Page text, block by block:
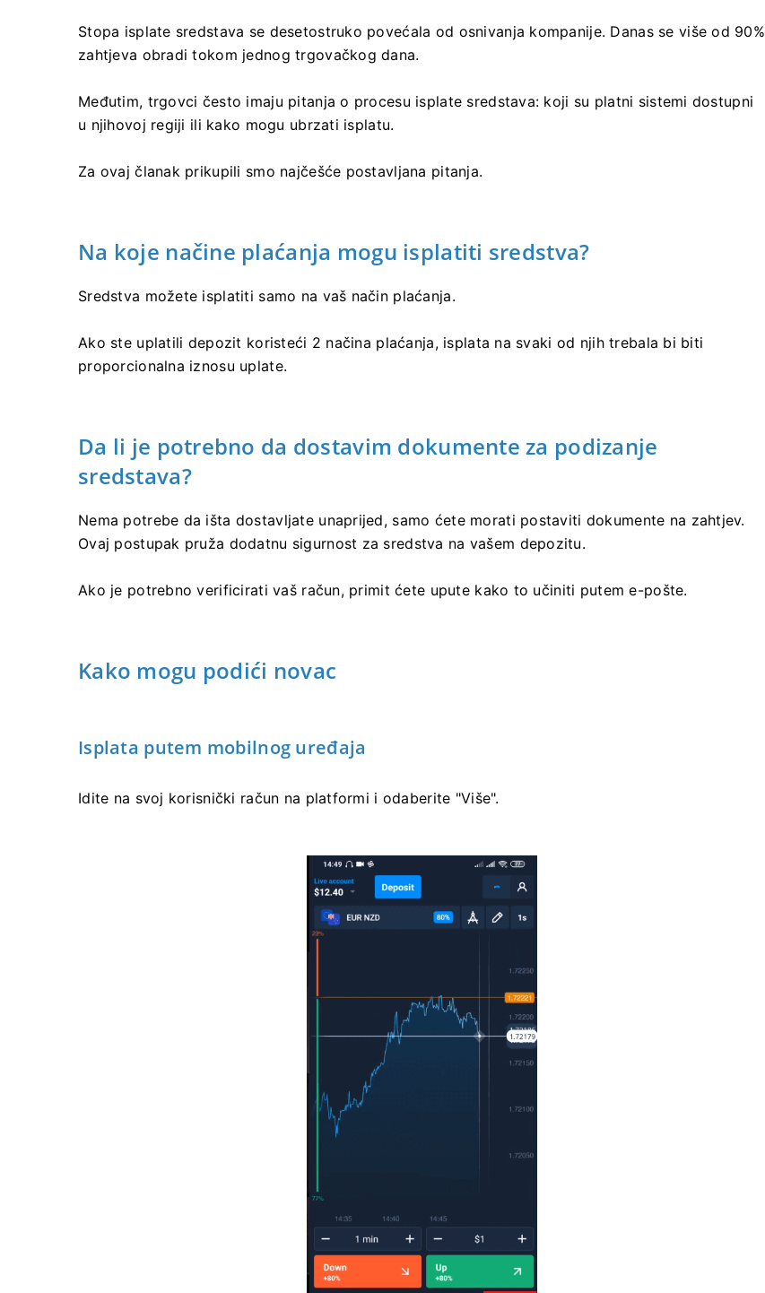
Stopa isplate sredstava se desetostruko povećala od osnivanja kompanije. Danas se više od 90%
zahtjeva obradi tokom jednog trgovačkog dana.
Međutim, trgovci često imaju pitanja o procesu isplate sredstava: koji su platni sistemi dostupni
u njihovoj regiji ili kako mogu ubrzati isplatu.
Za ovaj članak prikupili smo najčešće postavljana pitanja.
Na koje načine plaćanja mogu isplatiti sredstva?
Sredstva možete isplatiti samo na vaš način plaćanja.
Ako ste uplatili depozit koristeći 2 načina plaćanja, isplata na svaki od njih trebala bi biti
proporcionalna iznosu uplate.
Da li je potrebno da dostavim dokumente za podizanje
sredstava?
Nema potrebe da išta dostavljate unaprijed, samo ćete morati postaviti dokumente na zahtjev.
Ovaj postupak pruža dodatnu sigurnost za sredstva na vašem depozitu.
Ako je potrebno verificirati vaš račun, primit ćete upute kako to učiniti putem e-pošte.
Kako mogu podići novac
Isplata putem mobilnog uređaja
Idite na svoj korisnički račun na platformi i odaberite "Više".